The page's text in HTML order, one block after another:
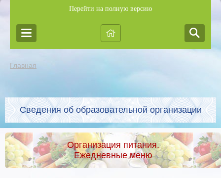
Перейти на полную версию
Главная
Сведения об образовательной организации
Организация питания.
Ежедневные меню